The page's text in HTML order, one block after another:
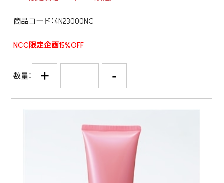
商品コード：4N23000NC
NCC限定企画15%OFF
数量： + -